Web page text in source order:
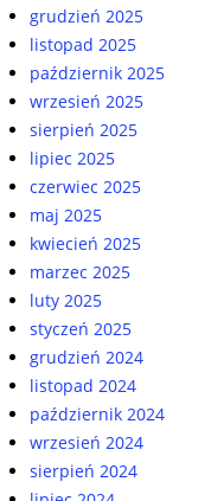
grudzień 2025
listopad 2025
październik 2025
wrzesień 2025
sierpień 2025
lipiec 2025
czerwiec 2025
maj 2025
kwiecień 2025
marzec 2025
luty 2025
styczeń 2025
grudzień 2024
listopad 2024
październik 2024
wrzesień 2024
sierpień 2024